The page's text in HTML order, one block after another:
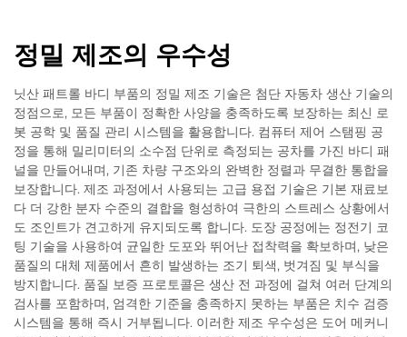
정밀 제조의 우수성
닛산 패트롤 바디 부품의 정밀 제조 기술은 첨단 자동차 생산 기술의
정점으로, 모든 부품이 정확한 사양을 충족하도록 보장하는 최신 로
봇 공학 및 품질 관리 시스템을 활용합니다. 컴퓨터 제어 스탬핑 공
정을 통해 밀리미터의 소수점 단위로 측정되는 공차를 가진 바디 패
널을 만들어내며, 기존 차량 구조와의 완벽한 정렬과 무결한 통합을
보장합니다. 제조 과정에서 사용되는 고급 용접 기술은 기본 재료보
다 더 강한 분자 수준의 결합을 형성하여 극한의 스트레스 상황에서
도 조인트가 견고하게 유지되도록 합니다. 도장 공정에는 정전기 코
팅 기술을 사용하여 균일한 도포와 뛰어난 접착력을 확보하며, 낮은
품질의 대체 제품에서 흔히 발생하는 조기 퇴색, 벗겨짐 및 부식을
방지합니다. 품질 보증 프로토콜은 생산 전 과정에 걸쳐 여러 단계의
검사를 포함하며, 엄격한 기준을 충족하지 못하는 부품은 치수 검증
시스템을 통해 즉시 거부됩니다. 이러한 제조 우수성은 도어 메커니